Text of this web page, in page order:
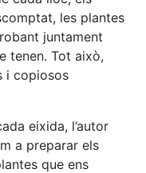
les plantes
juntament
tenen. Tot això,
i copiosos
eixida, l’autor
a preparar els
que ens